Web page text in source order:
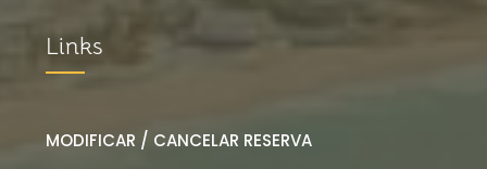
Links
MODIFICAR / CANCELAR RESERVA